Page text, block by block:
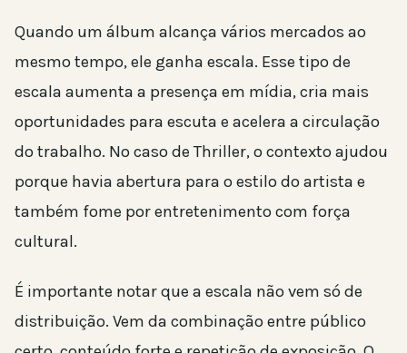
Quando um álbum alcança vários mercados ao
mesmo tempo, ele ganha escala. Esse tipo de
escala aumenta a presença em mídia, cria mais
oportunidades para escuta e acelera a circulação
do trabalho. No caso de Thriller, o contexto ajudou
porque havia abertura para o estilo do artista e
também fome por entretenimento com força
cultural.
É importante notar que a escala não vem só de
distribuição. Vem da combinação entre público